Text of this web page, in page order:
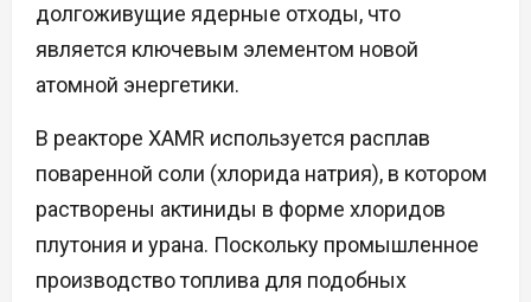
долгоживущие ядерные отходы, что
является ключевым элементом новой
атомной энергетики.
В реакторе XAMR используется расплав
поваренной соли (хлорида натрия), в котором
растворены актиниды в форме хлоридов
плутония и урана. Поскольку промышленное
производство топлива для подобных